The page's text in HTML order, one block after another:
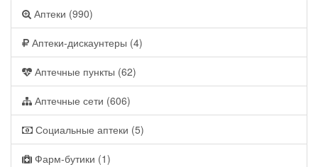
Аптеки (990)
Аптеки-дискаунтеры (4)
Аптечные пункты (62)
Аптечные сети (606)
Социальные аптеки (5)
Фарм-бутики (1)